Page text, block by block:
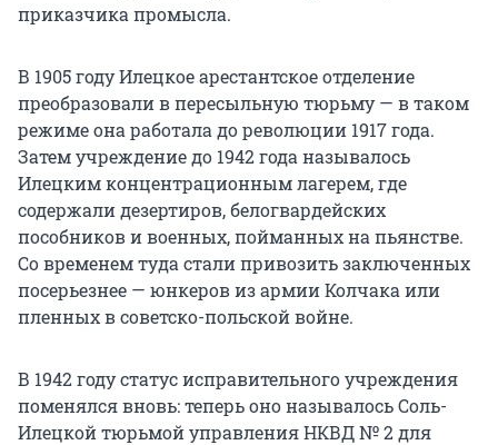
приказчика промысла.
В 1905 году Илецкое арестантское отделение
преобразовали в пересыльную тюрьму — в таком
режиме она работала до революции 1917 года.
Затем учреждение до 1942 года называлось
Илецким концентрационным лагерем, где
содержали дезертиров, белогвардейских
пособников и военных, пойманных на пьянстве.
Со временем туда стали привозить заключенных
посерьезнее — юнкеров из армии Колчака или
пленных в советско-польской войне.
В 1942 году статус исправительного учреждения
поменялся вновь: теперь оно называлось Соль-
Илецкой тюрьмой управления НКВД № 2 для